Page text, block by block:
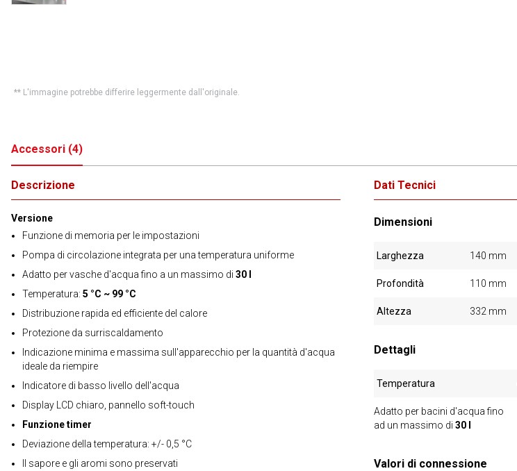
** L'immagine potrebbe differire leggermente dall'originale.
Accessori (4)
Descrizione
Versione
Funzione di memoria per le impostazioni
Pompa di circolazione integrata per una temperatura uniforme
Adatto per vasche d'acqua fino a un massimo di 30 l
Temperatura: 5 °C ~ 99 °C
Distribuzione rapida ed efficiente del calore
Protezione da surriscaldamento
Indicazione minima e massima sull'apparecchio per la quantità d'acqua
ideale da riempire
Indicatore di basso livello dell'acqua
Display LCD chiaro, pannello soft-touch
Funzione timer
Deviazione della temperatura: +/- 0,5 °C
Il sapore e gli aromi sono preservati
Dati Tecnici
Dimensioni
Larghezza 140 mm
Profondità 110 mm
Altezza 332 mm
Dettagli
Temperatura
Adatto per bacini d'acqua fino
ad un massimo di30 l
Valori di connessione